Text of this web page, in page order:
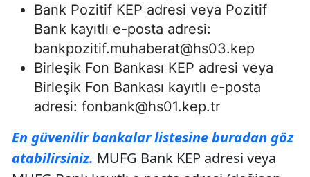
Bank Pozitif KEP adresi veya Pozitif
Bank kayıtlı e-posta adresi:
bankpozitif.muhaberat@hs03.kep
Birleşik Fon Bankası KEP adresi veya
Birleşik Fon Bankası kayıtlı e-posta
adresi: fonbank@hs01.kep.tr
En güvenilir bankalar listesine buradan göz
atabilirsiniz. MUFG Bank KEP adresi veya